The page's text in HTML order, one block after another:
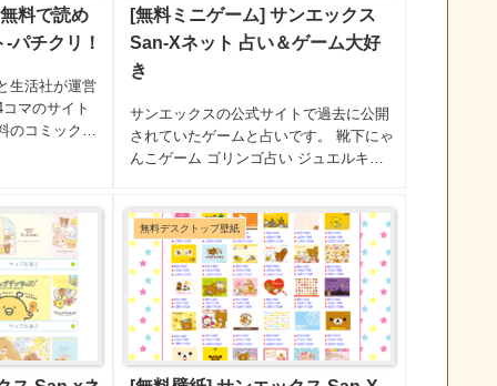
料で読め
パチクリ！
生活社が運営
マのサイト
のコミックサ
[無料ミニゲーム] サンエックス
San-Xネット 占い＆ゲーム大好
き
サンエックスの公式サイトで過去に公開
されていたゲームと占いです。 靴下にゃ
んこゲーム ゴリンゴ占い ジュエルキャ
ーム きょうの占い リラックマしんけい
すいじゃく ま...
無料デスクトップ壁紙